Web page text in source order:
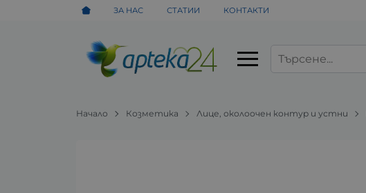
ЗА НАС СТАТИИ КОНТАКТИ
Начало Козметика Лице, околоочен контур и устни